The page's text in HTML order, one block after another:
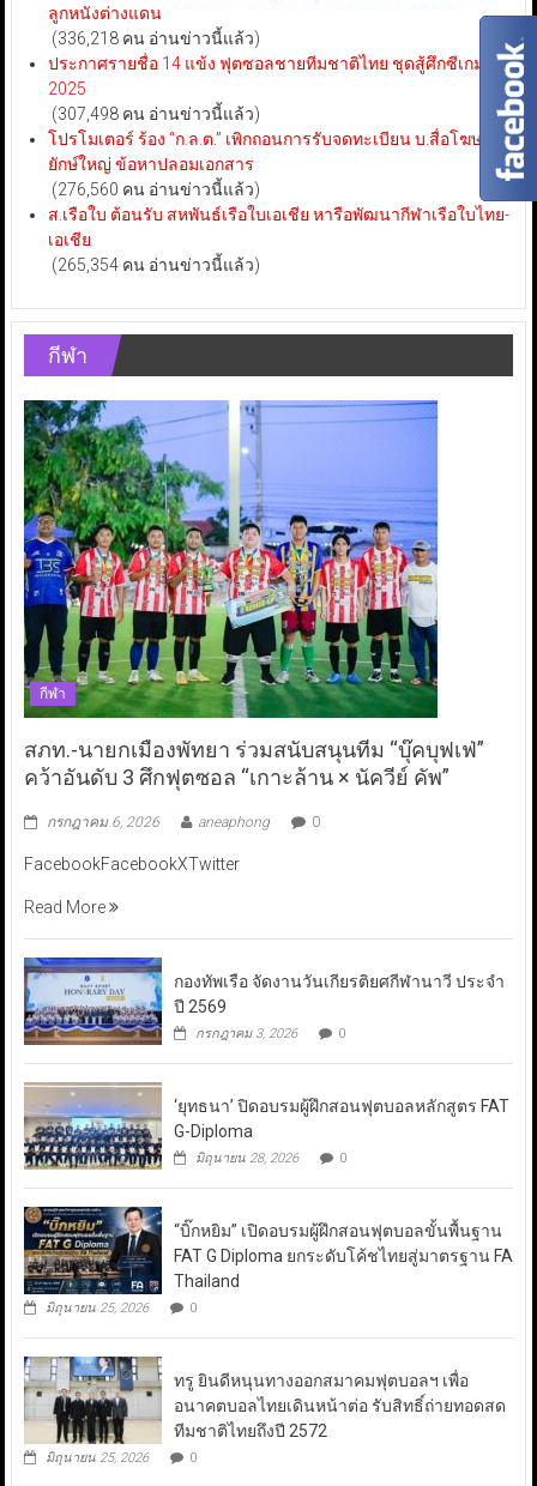
ลูกหนังต่างแดน
(336,218 คน อ่านข่าวนี้แล้ว)
ประกาศรายชื่อ 14 แข้ง ฟุตซอลชายทีมชาติไทย ชุดสู้ศึกซีเกมส์
2025
(307,498 คน อ่านข่าวนี้แล้ว)
โปรโมเตอร์ ร้อง “ก.ล.ต.” เพิกถอนการรับจดทะเบียน บ.สื่อโฆษณา
ยักษ์ใหญ่ ข้อหาปลอมเอกสาร
(276,560 คน อ่านข่าวนี้แล้ว)
ส.เรือใบ ต้อนรับ สหพันธ์เรือใบเอเชีย หารือพัฒนากีฬาเรือใบไทย-
เอเชีย
(265,354 คน อ่านข่าวนี้แล้ว)
กีฬา
กีฬา
สภท.-นายกเมืองพัทยา ร่วมสนับสนุนทีม “บุ๊คบุฟเฟ่”
คว้าอันดับ 3 ศึกฟุตซอล “เกาะล้าน × นัควีย์ คัพ”
กรกฎาคม 6, 2026 aneaphong 0
FacebookFacebookXTwitter
Read More
กองทัพเรือ จัดงานวันเกียรติยศกีฬานาวี ประจำ
ปี 2569
กรกฎาคม 3, 2026 0
‘ยุทธนา’ ปิดอบรมผู้ฝึกสอนฟุตบอลหลักสูตร FAT
G-Diploma
มิถุนายน 28, 2026 0
“บิ๊กหยิม” เปิดอบรมผู้ฝึกสอนฟุตบอลขั้นพื้นฐาน
FAT G Diploma ยกระดับโค้ชไทยสู่มาตรฐาน FA
Thailand
มิถุนายน 25, 2026 0
ทรู ยินดีหนุนทางออกสมาคมฟุตบอลฯ เพื่อ
อนาคตบอลไทยเดินหน้าต่อ รับสิทธิ์ถ่ายทอดสด
ทีมชาติไทยถึงปี 2572
มิถุนายน 25, 2026 0